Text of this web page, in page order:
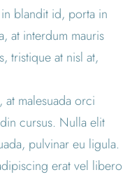
blandit id, porta in
at interdum mauris
tristique at nisl at,
malesuada orci
cursus. Nulla elit
pulvinar eu ligula.
erat vel libero